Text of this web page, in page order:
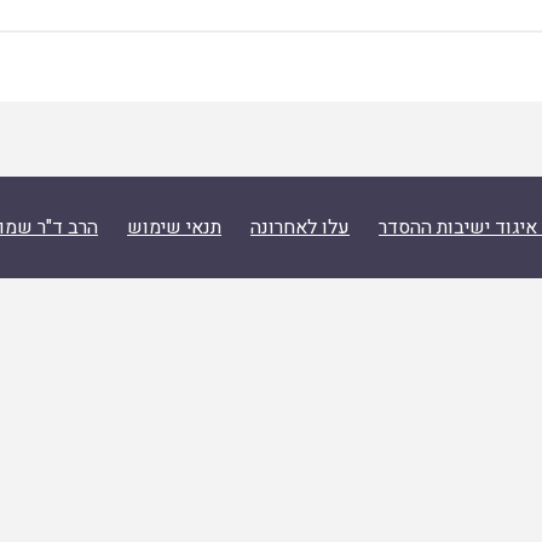
ישיבות ההסדר עלו לאחרונה תנאי שימוש הרב ד"ר